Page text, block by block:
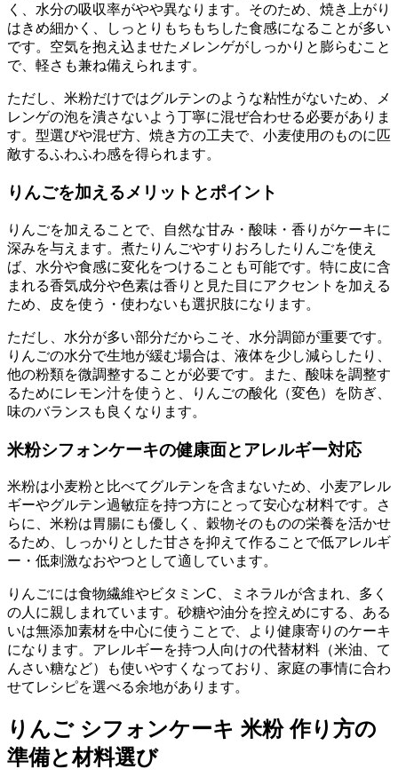
く、水分の吸収率がやや異なります。そのため、焼き上がり
はきめ細かく、しっとりもちもちした食感になることが多い
です。空気を抱え込ませたメレンゲがしっかりと膨らむこと
で、軽さも兼ね備えられます。
ただし、米粉だけではグルテンのような粘性がないため、メ
レンゲの泡を潰さないよう丁寧に混ぜ合わせる必要がありま
す。型選びや混ぜ方、焼き方の工夫で、小麦使用のものに匹
敵するふわふわ感を得られます。
りんごを加えるメリットとポイント
りんごを加えることで、自然な甘み・酸味・香りがケーキに
深みを与えます。煮たりんごやすりおろしたりんごを使え
ば、水分や食感に変化をつけることも可能です。特に皮に含
まれる香気成分や色素は香りと見た目にアクセントを加える
ため、皮を使う・使わないも選択肢になります。
ただし、水分が多い部分だからこそ、水分調節が重要です。
りんごの水分で生地が緩む場合は、液体を少し減らしたり、
他の粉類を微調整することが必要です。また、酸味を調整す
るためにレモン汁を使うと、りんごの酸化（変色）を防ぎ、
味のバランスも良くなります。
米粉シフォンケーキの健康面とアレルギー対応
米粉は小麦粉と比べてグルテンを含まないため、小麦アレル
ギーやグルテン過敏症を持つ方にとって安心な材料です。さ
らに、米粉は胃腸にも優しく、穀物そのものの栄養を活かせ
るため、しっかりとした甘さを抑えて作ることで低アレルギ
ー・低刺激なおやつとして適しています。
りんごには食物繊維やビタミンC、ミネラルが含まれ、多く
の人に親しまれています。砂糖や油分を控えめにする、ある
いは無添加素材を中心に使うことで、より健康寄りのケーキ
になります。アレルギーを持つ人向けの代替材料（米油、て
んさい糖など）も使いやすくなっており、家庭の事情に合わ
せてレシピを選べる余地があります。
りんご シフォンケーキ 米粉 作り方の
準備と材料選び